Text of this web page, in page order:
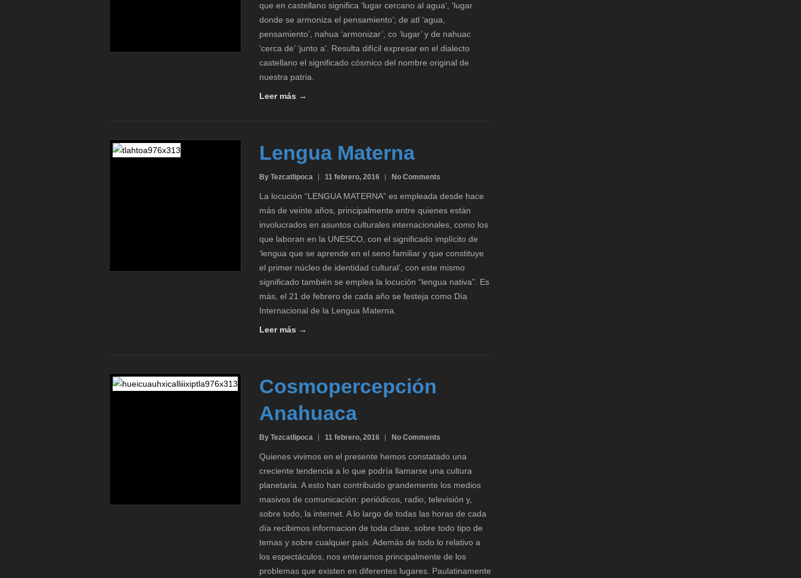
que en castellano significa ‘lugar cercano al agua’, ‘lugar
donde se armoniza el pensamiento’; de atl ‘agua,
pensamiento’, nahua ‘armonizar’, co ‘lugar’ y de nahuac
‘cerca de’ ‘junto a’. Resulta difícil expresar en el dialecto
castellano el significado cósmico del nombre original de
nuestra patria.
Leer más →
Lengua Materna
By Tezcatlipoca 11 febrero, 2016 No Comments
La locución “LENGUA MATERNA” es empleada desde hace
más de veinte años, principalmente entre quienes están
involucrados en asuntos culturales internacionales, como los
que laboran en la UNESCO, con el significado implícito de
‘lengua que se aprende en el seno familiar y que constituye
el primer núcleo de identidad cultural’, con este mismo
significado también se emplea la locución “lengua nativa”. Es
más, el 21 de febrero de cada año se festeja como Día
Internacional de la Lengua Materna.
Leer más →
Cosmopercepción
Anahuaca
By Tezcatlipoca 11 febrero, 2016 No Comments
Quienes vivimos en el presente hemos constatado una
creciente tendencia a lo que podría llamarse una cultura
planetaria. A esto han contribuido grandemente los medios
masivos de comunicación: periódicos, radio, televisión y,
sobre todo, la internet. A lo largo de todas las horas de cada
día recibimos informacion de toda clase, sobre todo tipo de
temas y sobre cualquier país. Además de todo lo relativo a
los espectáculos, nos enteramos principalmente de los
problemas que existen en diferentes lugares. Paulatinamente